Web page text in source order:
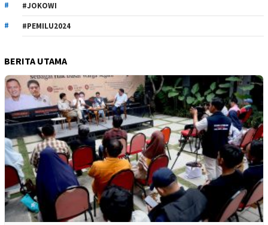
#JOKOWI
#PEMILU2024
BERITA UTAMA